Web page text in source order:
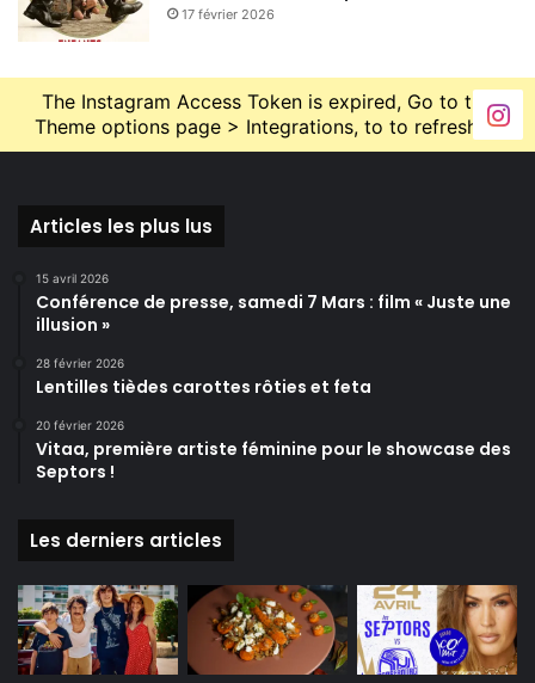
17 février 2026
The Instagram Access Token is expired, Go to the
Theme options page > Integrations, to to refresh it.
Articles les plus lus
15 avril 2026
Conférence de presse, samedi 7 Mars : film « Juste une
illusion »
28 février 2026
Lentilles tièdes carottes rôties et feta
20 février 2026
Vitaa, première artiste féminine pour le showcase des
Septors !
Les derniers articles